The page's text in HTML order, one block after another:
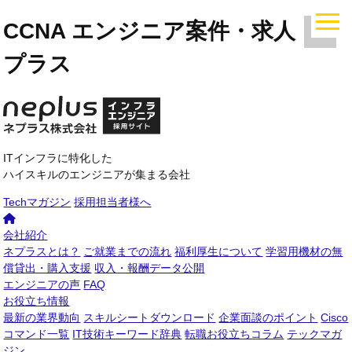
CCNA エンジニア案件・求人｜ ネ
プラス
ITインフラに特化した
ハイスキルのエンジニアが集まる会社
Techマガジン 採用担当者様へ
会社紹介
ネプラスとは？ ご就業までの流れ 福利厚生について 学習用機材の無
償貸出・購入支援 収入・報酬データ公開
エンジニアの声 FAQ
お役立ち情報
最新の業界動向 スキルシートダウンロード 企業面談のポイント Cisco
コマンド一覧 IT技術キーワード辞典 転職お役立ちコラム テックマガ